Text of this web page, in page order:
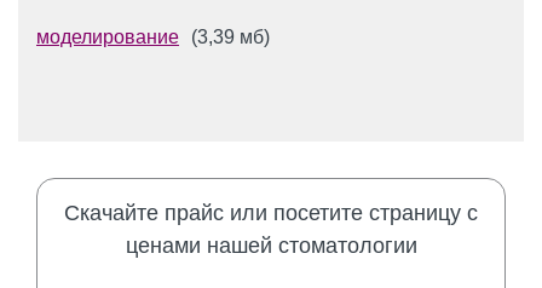
моделирование (3,39 мб)
Скачайте прайс или посетите страницу с
ценами нашей стоматологии